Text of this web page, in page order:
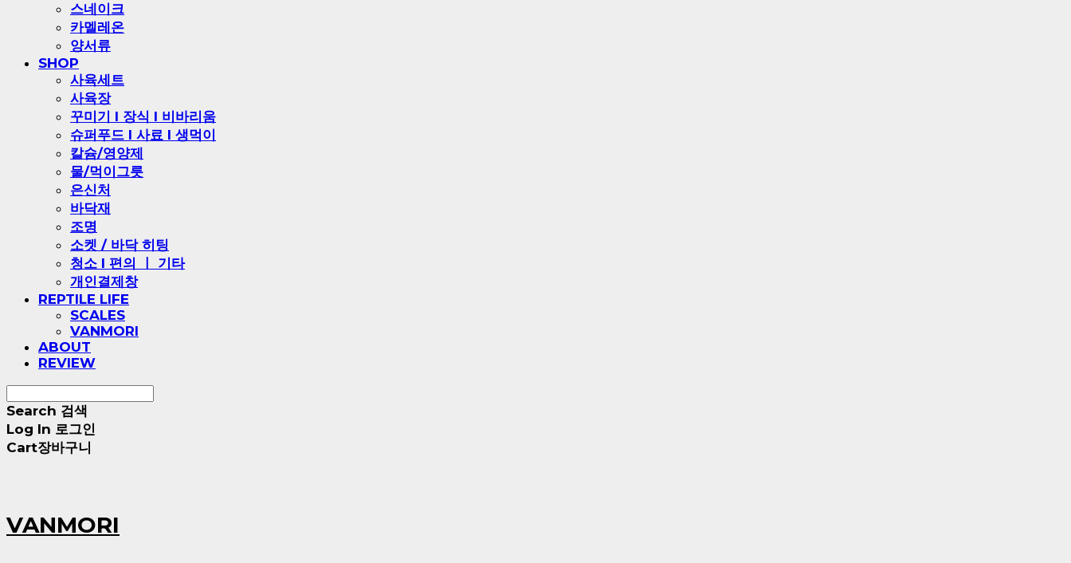
스네이크
카멜레온
양서류
SHOP
사육세트
사육장
꾸미기 l 장식 l 비바리움
슈퍼푸드 l 사료 l 생먹이
칼슘/영양제
물/먹이그릇
은신처
바닥재
조명
소켓 / 바닥 히팅
청소 l 편의 ㅣ 기타
개인결제창
REPTILE LIFE
SCALES
VANMORI
ABOUT
REVIEW
Search 검색
Log In 로그인
Cart장바구니
VANMORI